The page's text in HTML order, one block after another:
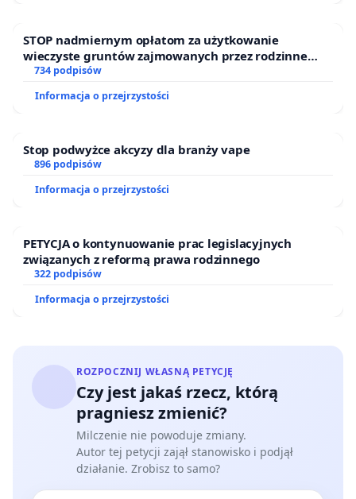
STOP nadmiernym opłatom za użytkowanie
wieczyste gruntów zajmowanych przez rodzinne
ogrody działkowe.
734 podpisów
Informacja o przejrzystości
Stop podwyżce akcyzy dla branży vape
896 podpisów
Informacja o przejrzystości
PETYCJA o kontynuowanie prac legislacyjnych
związanych z reformą prawa rodzinnego
322 podpisów
Informacja o przejrzystości
ROZPOCZNIJ WŁASNĄ PETYCJĘ
Czy jest jakaś rzecz, którą
pragniesz zmienić?
Milczenie nie powoduje zmiany.
Autor tej petycji zajął stanowisko i podjął
działanie. Zrobisz to samo?